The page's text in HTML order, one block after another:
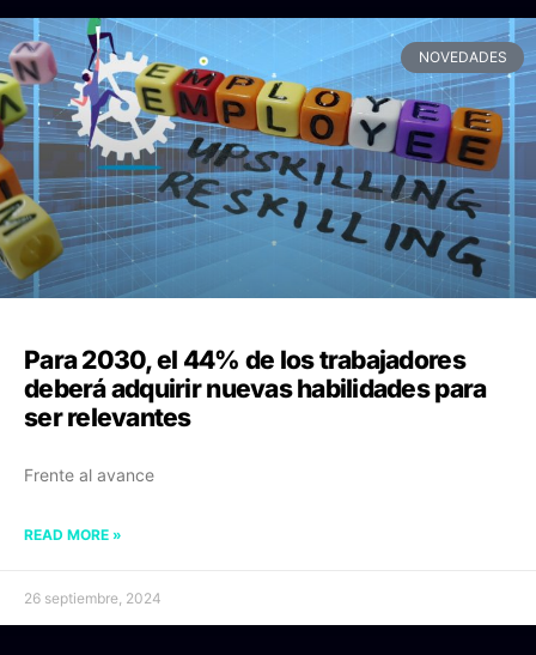
NOVEDADES
Para 2030, el 44% de los trabajadores
deberá adquirir nuevas habilidades para
ser relevantes
Frente al avance
READ MORE »
26 septiembre, 2024